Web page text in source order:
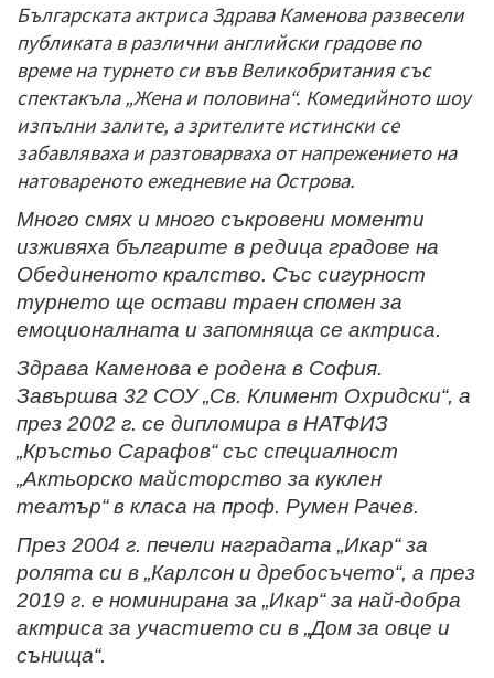
Българската актриса Здрава Каменова развесели
публиката в различни английски градове по
време на турнето си във Великобритания със
спектакъла „Жена и половина“. Комедийното шоу
изпълни залите, а зрителите истински се
забавляваха и разтоварваха от напрежението на
натовареното ежедневие на Острова.
Много смях и много съкровени моменти
изживяха българите в редица градове на
Обединеното кралство. Със сигурност
турнето ще остави траен спомен за
емоционалната и запомняща се актриса.
Здрава Каменова е родена в София.
Завършва 32 СОУ „Св. Климент Охридски“, а
през 2002 г. се дипломира в НАТФИЗ
„Кръстьо Сарафов“ със специалност
„Актьорско майсторство за куклен
театър“ в класа на проф. Румен Рачев.
През 2004 г. печели наградата „Икар“ за
ролята си в „Карлсон и дребосъчето“, а през
2019 г. е номинирана за „Икар“ за най-добра
актриса за участието си в „Дом за овце и
сънища“.